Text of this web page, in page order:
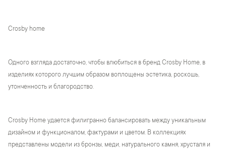
Crosby home
Одного взгляда достаточно, чтобы влюбиться в бренд Crosby Home, в
изделиях которого лучшим образом воплощены эстетика, роскошь,
утонченность и благородство.
Crosby Home удается филигранно балансировать между уникальным
дизайном и функционалом, фактурами и цветом. В коллекциях
представлены модели из бронзы, меди, натурального камня, хрусталя и